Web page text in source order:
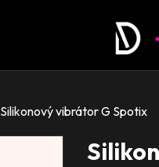
Silikonový vibrátor G Spotix